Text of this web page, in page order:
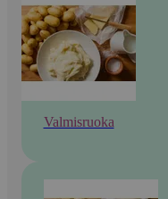
Valmisruoka